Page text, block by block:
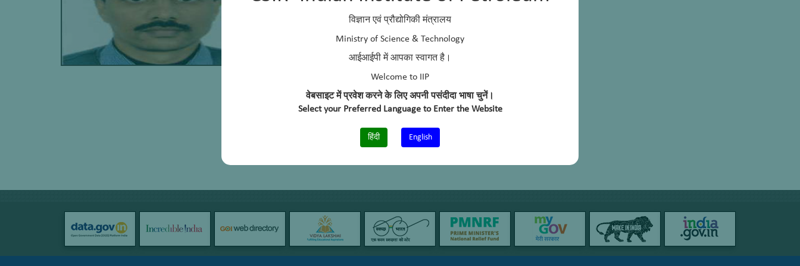
विज्ञान एवं प्रौद्योगिकी मंत्रालय
Ministry of Science & Technology
आईआईपी में आपका स्वागत है।
Welcome to IIP
वेबसाइट में प्रवेश करने के लिए अपनी पसंदीदा भाषा चुनें।
Select your Preferred Language to Enter the Website
हिंदी English
soumen@iip.res.in
+91-135-2525727/766